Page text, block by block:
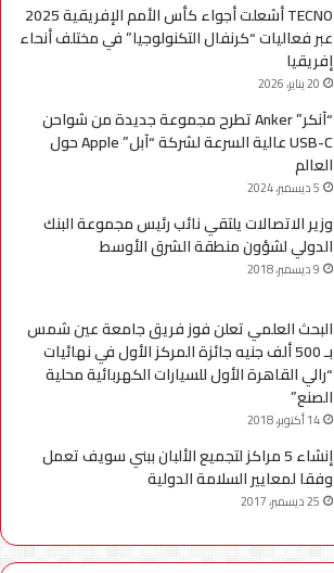
TECNO أشعلت أجواء كأس الأمم الإفريقية 2025
عبر فعاليات “كرنفال التكنولوجيا” في مختلف أنحاء
إفريقيا
20 يناير، 2026
“آنكر” Anker تطرح مجموعة جديدة من شواحن
USB-C عالية السرعة لشركة “آبل” Apple حول
العالم
5 ديسمبر، 2024
وزير الاتصالات يلتقي نائب رئيس مجموعة البنك
الدولي لشؤون منطقة الشرق الأوسط
9 ديسمبر، 2018
البحث العلمي تعلن فوز فريق جامعة عين شمس
بـ 500 ألف جنيه جائزة المركز الأول في نهائيات
“رالي القاهرة الأول للسيارات الكهربائية محلية
الصنع”
14 أكتوبر، 2018
إنشاء 5 مراكز لتجميع الألبان ببني سويف تعمل
وفقا لمعايير السلامة الدولية
25 ديسمبر، 2017